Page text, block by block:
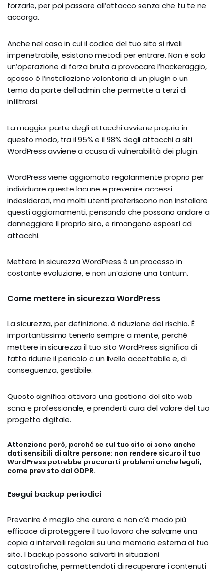
forzarle, per poi passare all’attacco senza che tu te ne
accorga.
Anche nel caso in cui il codice del tuo sito si riveli
impenetrabile, esistono metodi per entrare. Non è solo
un’operazione di forza bruta a provocare l’hackeraggio,
spesso è l’installazione volontaria di un plugin o un
tema da parte dell’admin che permette a terzi di
infiltrarsi.
La maggior parte degli attacchi avviene proprio in
questo modo, tra il 95% e il 98% degli attacchi a siti
WordPress avviene a causa di vulnerabilità dei plugin.
WordPress viene aggiornato regolarmente proprio per
individuare queste lacune e prevenire accessi
indesiderati, ma molti utenti preferiscono non installare
questi aggiornamenti, pensando che possano andare a
danneggiare il proprio sito, e rimangono esposti ad
attacchi.
Mettere in sicurezza WordPress è un processo in
costante evoluzione, e non un’azione una tantum.
Come mettere in sicurezza WordPress
La sicurezza, per definizione, è riduzione del rischio. È
importantissimo tenerlo sempre a mente, perché
mettere in sicurezza il tuo sito WordPress significa di
fatto ridurre il pericolo a un livello accettabile e, di
conseguenza, gestibile.
Questo significa attivare una gestione del sito web
sana e professionale, e prenderti cura del valore del tuo
progetto digitale.
Attenzione però, perché se sul tuo sito ci sono anche
dati sensibili di altre persone: non rendere sicuro il tuo
WordPress potrebbe procurarti problemi anche legali,
come previsto dal GDPR.
Esegui backup periodici
Prevenire è meglio che curare e non c’è modo più
efficace di proteggere il tuo lavoro che salvarne una
copia a intervalli regolari su una memoria esterna al tuo
sito. I backup possono salvarti in situazioni
catastrofiche, permettendoti di recuperare i contenuti